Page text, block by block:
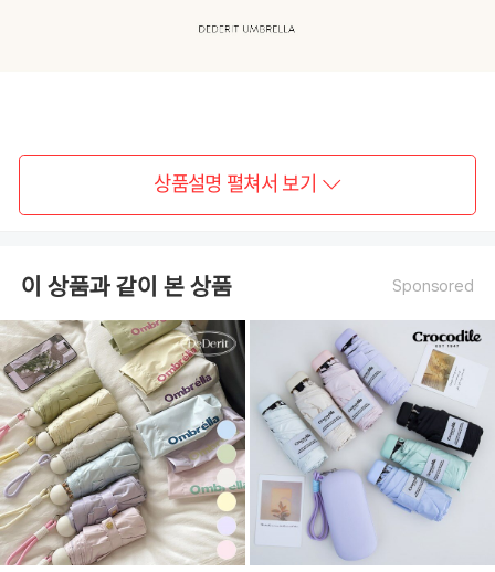
상품설명 펼쳐서 보기
이 상품과 같이 본 상품 Sponsored